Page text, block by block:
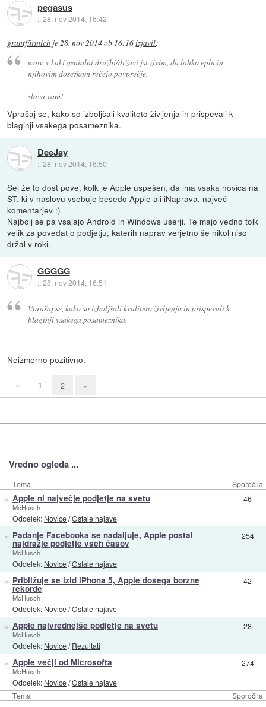
pegasus
::28. nov 2014, 16:42
gruntfürmich je28. nov 2014 ob 16:16izjavil:
wow. v kaki genialni družbi/državi jst živim, da lahko eplu in
njihovim dosežkom rečejo povprečje.
slava vam!
Vprašaj se, kako so izboljšali kvaliteto življenja in prispevali k
blaginji vsakega posameznika.
DeeJay
::28. nov 2014, 16:50
Sej že to dost pove, kolk je Apple uspešen, da ima vsaka novica na
ST, ki v naslovu vsebuje besedo Apple ali iNaprava, največ
komentarjev :)
Najbolj se pa vsajajo Android in Windows userji. Te majo vedno tolk
velik za povedat o podjetju, katerih naprav verjetno še nikol niso
držal v roki.
GGGGG
::28. nov 2014, 16:51
Vprašaj se, kako so izboljšali kvaliteto življenja in prispevali k
blaginji vsakega posameznika.
Neizmerno pozitivno.
« 1 2 »
Vredno ogleda ...
Tema Sporočila
Tema Sporočila
» Apple ni največje podjetje na svetu
McHusch
Oddelek: Novice/Ostale najave
46
» Padanje Facebooka se nadaljuje, Apple postal
najdražje podjetje vseh časov
McHusch
Oddelek: Novice/Ostale najave
254
» Približuje se izid iPhona 5, Apple dosega borzne
rekorde
McHusch
Oddelek: Novice/Ostale najave
42
» Apple najvrednejše podjetje na svetu
McHusch
Oddelek: Novice/Rezultati
28
» Apple večji od Microsofta
McHusch
Oddelek: Novice/Ostale najave
274